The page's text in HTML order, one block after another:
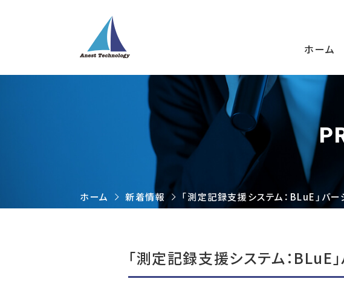
ホーム
ホーム 新着情報 「測定記録支援システム：BLuE」バ
「測定記録支援システム：BLuE